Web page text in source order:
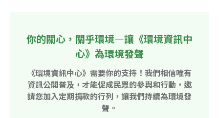
你的關心，關乎環境—讓《環境資訊中
心》為環境發聲
《環境資訊中心》需要你的支持！我們相信唯有
資訊公開普及，才能促成民眾的參與和行動，邀
請您加入定期捐款的行列，讓我們持續為環境發
聲。